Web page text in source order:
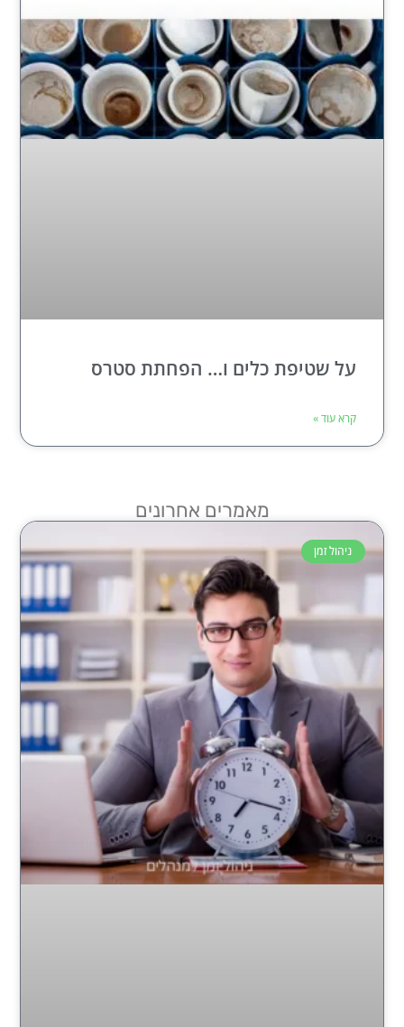
על שטיפת כלים ו… הפחתת סטרס
קרא עוד »
מאמרים אחרונים
ניהול זמן